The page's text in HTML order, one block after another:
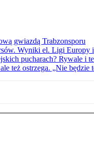
gwiazdą Trabzonsporu
Wyniki el. Ligi Europy
pucharach? Rywale i
też ostrzega. „Nie